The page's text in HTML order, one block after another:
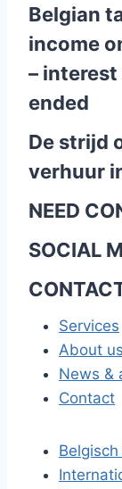
Belgian
income
–
ended
De strijd
verhuur
NEED
SOCIAL
Services
About us
News &
Contact